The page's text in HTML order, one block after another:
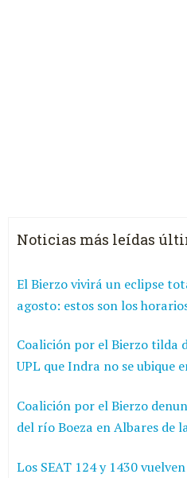
Noticias más leídas
El Bierzo vivirá un eclipse
agosto: estos son los
Coalición por el Bierzo tilda
UPL que Indra no se ubique
Coalición por el Bierzo
del río Boeza en Albares de
Los SEAT 124 y 1430